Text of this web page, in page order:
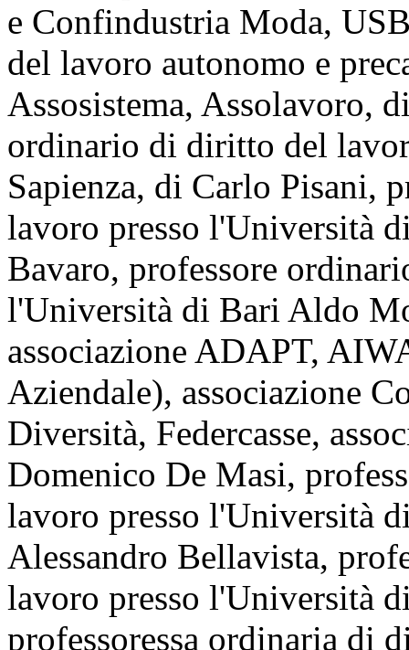
e Confindustria Moda,
del lavoro autonomo e
Assosistema, Assolavoro,
ordinario di diritto del
Sapienza, di Carlo Pisani,
lavoro presso l'Università
Bavaro, professore
l'Università di Bari Aldo
associazione ADAPT,
Aziendale), associazione
Diversità, Federcasse,
Domenico De Masi,
lavoro presso l'Università
Alessandro Bellavista,
lavoro presso l'Università
professoressa ordinaria di